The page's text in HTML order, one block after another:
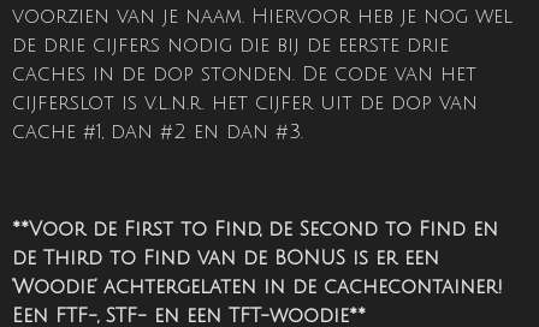
voorzien van je naam. Hiervoor heb je nog wel
de drie cijfers nodig die bij de eerste drie
caches in de dop stonden. De code van het
cijferslot is v.l.n.r. het cijfer uit de dop van
cache #1, dan #2 en dan #3.
**Voor de First to Find, de Second to Find en
de Third to Find van de BONUS is er een
‘Woodie’ achtergelaten in de cachecontainer!
Een FTF-, STF- en een TFT-woodie**